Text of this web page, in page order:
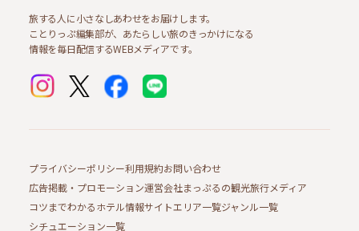
旅する人に小さなしあわせをお届けします。
ことりっぷ編集部が、あたらしい旅のきっかけになる
情報を毎日配信するWEBメディアです。
プライバシーポリシー利用規約お問い合わせ
広告掲載・プロモーション運営会社まっぷるの観光旅行メディア
コツまでわかるホテル情報サイトエリア一覧ジャンル一覧
シチュエーション一覧